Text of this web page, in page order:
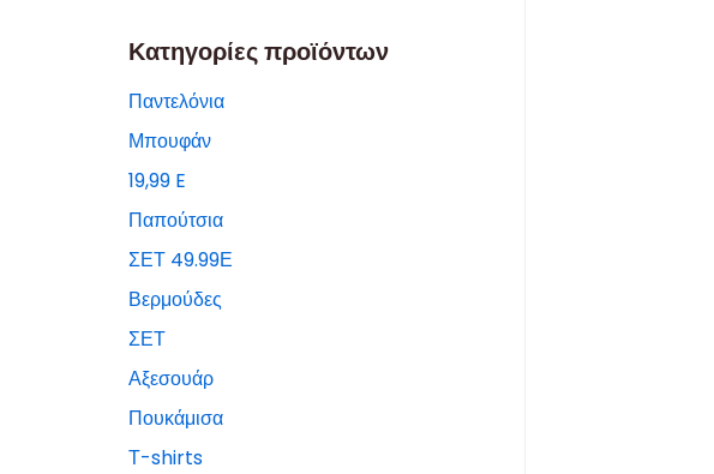
Κατηγορίες προϊόντων
Παντελόνια
Μπουφάν
19,99 E
Παπούτσια
ΣΕΤ 49.99Ε
Βερμούδες
ΣΕΤ
Αξεσουάρ
Πουκάμισα
Τ-shirts